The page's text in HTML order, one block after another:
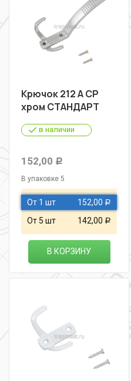
Крючок 212 А СР
хром СТАНДАРТ
в наличии
152,00 Р
В упаковке 5
От 1 шт 152,00 Р
От 5 шт 142,00 Р
В КОРЗИНУ